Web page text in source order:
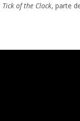
Tick of the Clock, parte